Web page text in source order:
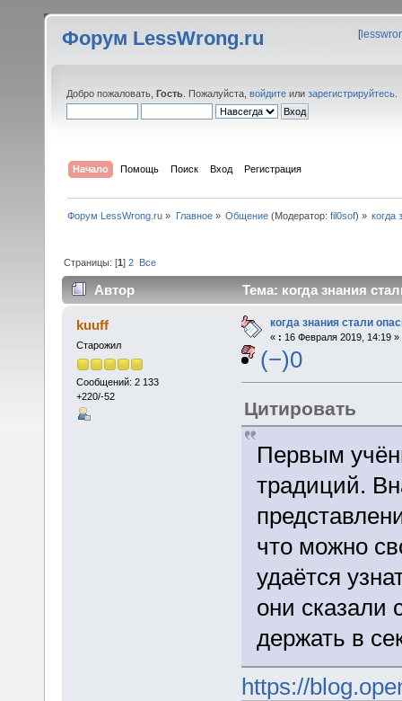
Форум LessWrong.ru [
Добро пожаловать, Гость . Пожалуйста, войдите или зарегистрируйтесь
Начало Помощь Поиск Вход Регистрация
Форум LessWrong.ru » Главное» Общение(Модератор: fil0sof) » когда
Страницы: [1]2 Все
Автор Тема: когда знания
kuuff
Старожил
Сообщений: 2 133
+220/-52
когда знания стали
« : 16 Февраля 2019, 14:19 »
(−)0
Цитировать
Первым
традиций.
что можно
удаётся
они сказали
держать в
https://